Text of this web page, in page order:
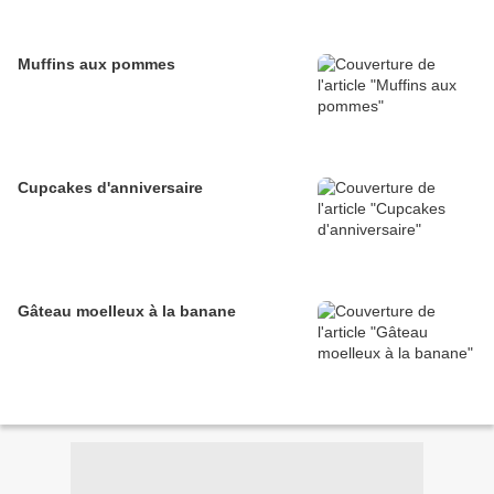
Muffins aux pommes
Cupcakes d'anniversaire
Gâteau moelleux à la banane